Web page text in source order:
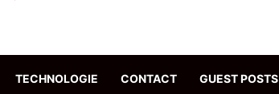
TECHNOLOGIE CONTACT GUEST POSTS